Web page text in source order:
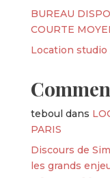
BUREAU
COURTE
Location
teboul dans
PARIS
Discours de
les grands